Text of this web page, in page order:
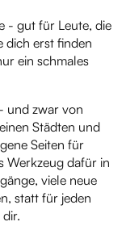
- gut für Leute, die
dich erst finden
ein schmales
- und zwar von
Städten und
Seiten für
Werkzeug dafür in
viele neue
statt für jeden